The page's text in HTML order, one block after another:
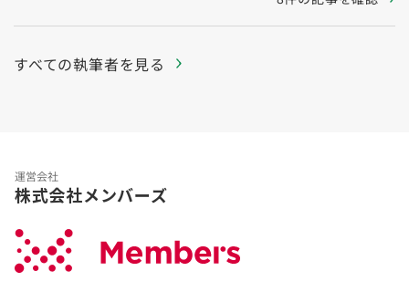
すべての執筆者を見る
運営会社
株式会社メンバーズ